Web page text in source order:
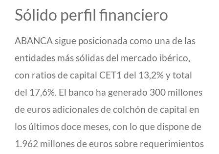
Sólido perfil financiero
ABANCA sigue posicionada como una de las
entidades más sólidas del mercado ibérico,
con ratios de capital CET1 del 13,2% y total
del 17,6%. El banco ha generado 300 millones
de euros adicionales de colchón de capital en
los últimos doce meses, con lo que dispone de
1.962 millones de euros sobre requerimientos